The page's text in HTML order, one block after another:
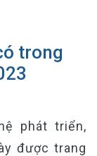
trong
phát triển,
được trang